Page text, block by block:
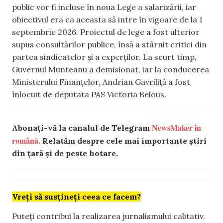
public vor fi incluse în noua Lege a salarizării, iar
obiectivul era ca aceasta să intre în vigoare de la 1
septembrie 2026. Proiectul de lege a fost ulterior
supus consultărilor publice, însă a stârnit critici din
partea sindicatelor și a experților. La scurt timp,
Guvernul Munteanu a demisionat, iar la conducerea
Ministerului Finanțelor, Andrian Gavriliță a fost
înlocuit de deputata PAS Victoria Belous.
Abonați-vă la canalul de Telegram NewsMaker în
română. Relatăm despre cele mai importante știri
din țară și de peste hotare.
Vreți să susțineți ceea ce facem?
Puteți contribui la realizarea jurnalismului calitativ.